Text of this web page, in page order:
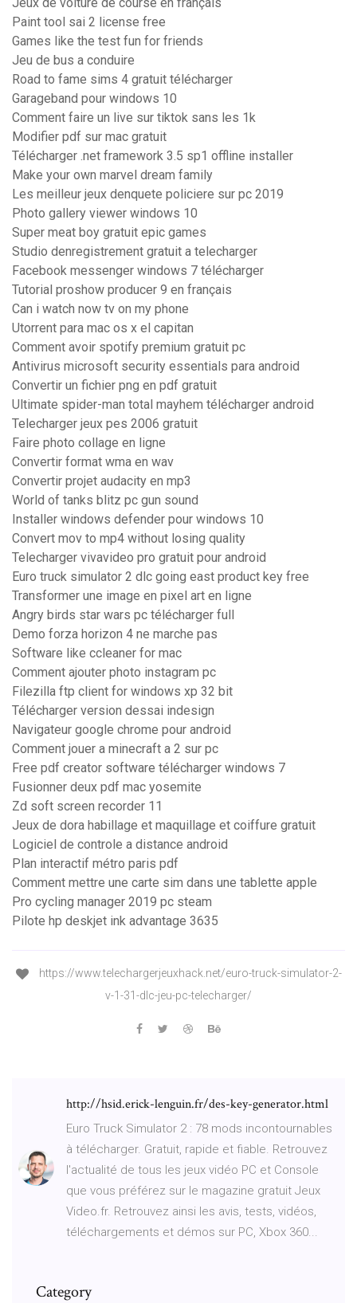
Jeux de voiture de course en français
Paint tool sai 2 license free
Games like the test fun for friends
Jeu de bus a conduire
Road to fame sims 4 gratuit télécharger
Garageband pour windows 10
Comment faire un live sur tiktok sans les 1k
Modifier pdf sur mac gratuit
Télécharger .net framework 3.5 sp1 offline installer
Make your own marvel dream family
Les meilleur jeux denquete policiere sur pc 2019
Photo gallery viewer windows 10
Super meat boy gratuit epic games
Studio denregistrement gratuit a telecharger
Facebook messenger windows 7 télécharger
Tutorial proshow producer 9 en français
Can i watch now tv on my phone
Utorrent para mac os x el capitan
Comment avoir spotify premium gratuit pc
Antivirus microsoft security essentials para android
Convertir un fichier png en pdf gratuit
Ultimate spider-man total mayhem télécharger android
Telecharger jeux pes 2006 gratuit
Faire photo collage en ligne
Convertir format wma en wav
Convertir projet audacity en mp3
World of tanks blitz pc gun sound
Installer windows defender pour windows 10
Convert mov to mp4 without losing quality
Telecharger vivavideo pro gratuit pour android
Euro truck simulator 2 dlc going east product key free
Transformer une image en pixel art en ligne
Angry birds star wars pc télécharger full
Demo forza horizon 4 ne marche pas
Software like ccleaner for mac
Comment ajouter photo instagram pc
Filezilla ftp client for windows xp 32 bit
Télécharger version dessai indesign
Navigateur google chrome pour android
Comment jouer a minecraft a 2 sur pc
Free pdf creator software télécharger windows 7
Fusionner deux pdf mac yosemite
Zd soft screen recorder 11
Jeux de dora habillage et maquillage et coiffure gratuit
Logiciel de controle a distance android
Plan interactif métro paris pdf
Comment mettre une carte sim dans une tablette apple
Pro cycling manager 2019 pc steam
Pilote hp deskjet ink advantage 3635
https://www.telechargerjeuxhack.net/euro-truck-simulator-2-
v-1-31-dlc-jeu-pc-telecharger/
http://hsid.erick-lenguin.fr/des-key-generator.html
Euro Truck Simulator 2 : 78 mods incontournables
à télécharger. Gratuit, rapide et fiable. Retrouvez
l'actualité de tous les jeux vidéo PC et Console
que vous préférez sur le magazine gratuit Jeux
Video.fr. Retrouvez ainsi les avis, tests, vidéos,
téléchargements et démos sur PC, Xbox 360...
Category